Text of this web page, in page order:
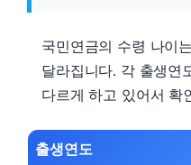
국민연금의 수령 나이
달라집니다. 각 출생연
다르게 하고 있어서 확
출생연도